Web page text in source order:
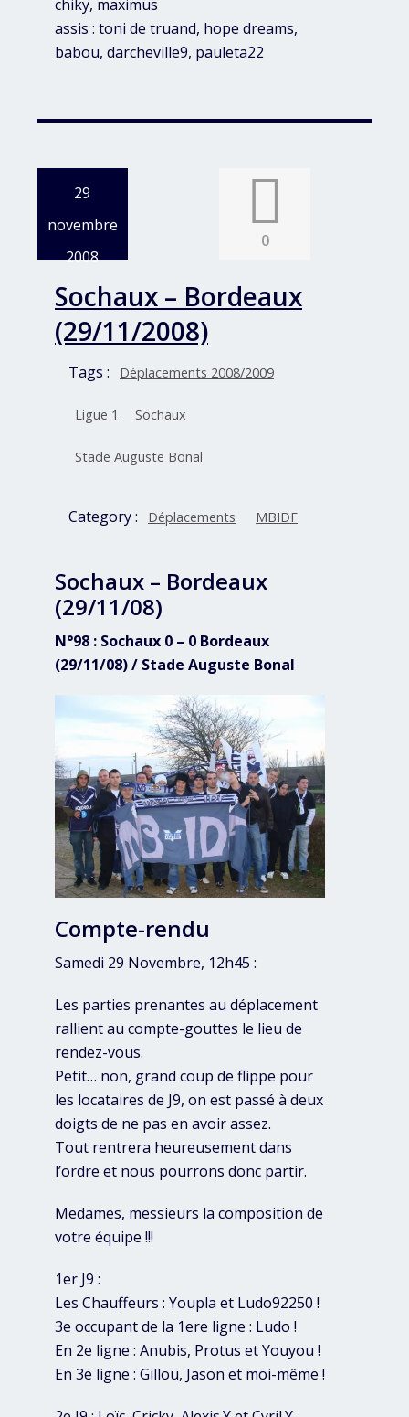
chiky, maximus
assis : toni de truand, hope dreams,
babou, darcheville9, pauleta22
29
novembre
2008
0
Sochaux – Bordeaux
(29/11/2008)
Tags : Déplacements 2008/2009
Ligue 1 Sochaux
Stade Auguste Bonal
Category : Déplacements MBIDF
Sochaux – Bordeaux
(29/11/08)
N°98 : Sochaux 0 – 0 Bordeaux
(29/11/08) / Stade Auguste Bonal
Compte-rendu
Samedi 29 Novembre, 12h45 :
Les parties prenantes au déplacement
rallient au compte-gouttes le lieu de
rendez-vous.
Petit… non, grand coup de flippe pour
les locataires de J9, on est passé à deux
doigts de ne pas en avoir assez.
Tout rentrera heureusement dans
l’ordre et nous pourrons donc partir.
Medames, messieurs la composition de
votre équipe !!!
1er J9 :
Les Chauffeurs : Youpla et Ludo92250 !
3e occupant de la 1ere ligne : Ludo !
En 2e ligne : Anubis, Protus et Youyou !
En 3e ligne : Gillou, Jason et moi-même !